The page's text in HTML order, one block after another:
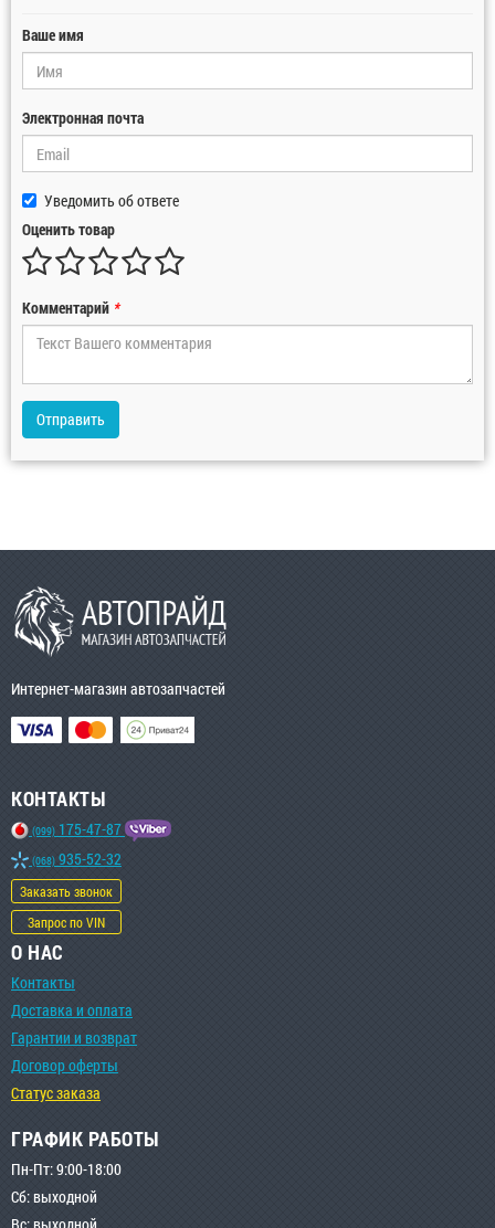
Ваше имя
Электронная почта
Уведомить об ответе
Оценить товар
Комментарий *
Отправить
Интернет-магазин автозапчастей
КОНТАКТЫ
(099) 175-47-87
(068) 935-52-32
Заказать звонок
Запрос по VIN
О НАС
Контакты
Доставка и оплата
Гарантии и возврат
Договор оферты
Статус заказа
ГРАФИК РАБОТЫ
Пн-Пт: 9:00-18:00
Сб: выходной